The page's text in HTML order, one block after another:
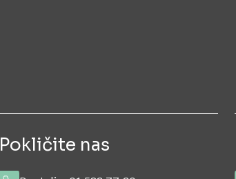
Pokličite nas